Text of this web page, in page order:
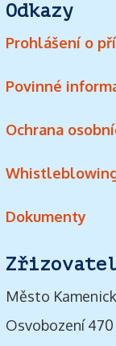
Odkazy
Prohlášení o
Povinné
Ochrana
Dokumenty
Zřizovatel
Město
Osvobození 470